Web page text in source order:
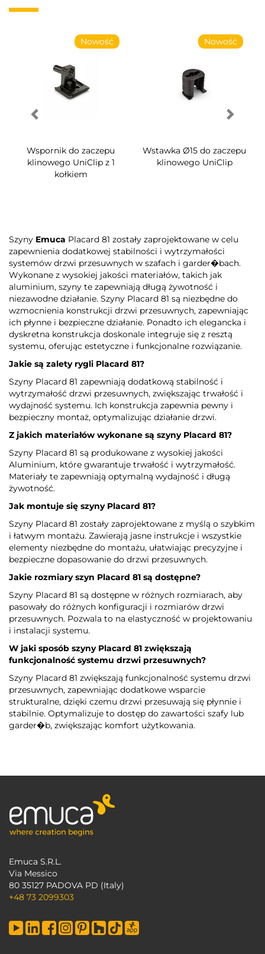
Nowość
Wspornik do zaczepu
klinowego UniClip z 1
kołkiem
Nowość
Wstawka Ø15 do zaczepu
klinowego UniClip
Szyny Emuca Placard 81 zostały zaprojektowane w celu
zapewnienia dodatkowej stabilności i wytrzymałości
systemów drzwi przesuwnych w szafach i garder�bach.
Wykonane z wysokiej jakości materiałów, takich jak
aluminium, szyny te zapewniają długą żywotność i
niezawodne działanie. Szyny Placard 81 są niezbędne do
wzmocnienia konstrukcji drzwi przesuwnych, zapewniając
ich płynne i bezpieczne działanie. Ponadto ich elegancka i
dyskretna konstrukcja doskonale integruje się z resztą
systemu, oferując estetyczne i funkcjonalne rozwiązanie.
Jakie są zalety rygli Placard 81?
Szyny Placard 81 zapewniają dodatkową stabilność i
wytrzymałość drzwi przesuwnych, zwiększając trwałość i
wydajność systemu. Ich konstrukcja zapewnia pewny i
bezpieczny montaż, optymalizując działanie drzwi.
Z jakich materiałów wykonane są szyny Placard 81?
Szyny Placard 81 są produkowane z wysokiej jakości
Aluminium, które gwarantuje trwałość i wytrzymałość.
Materiały te zapewniają optymalną wydajność i długą
żywotność.
Jak montuje się szyny Placard 81?
Szyny Placard 81 zostały zaprojektowane z myślą o szybkim
i łatwym montażu. Zawierają jasne instrukcje i wszystkie
elementy niezbędne do montażu, ułatwiając precyzyjne i
bezpieczne dopasowanie do drzwi przesuwnych.
Jakie rozmiary szyn Placard 81 są dostępne?
Szyny Placard 81 są dostępne w różnych rozmiarach, aby
pasowały do różnych konfiguracji i rozmiarów drzwi
przesuwnych. Pozwala to na elastyczność w projektowaniu
i instalacji systemu.
W jaki sposób szyny Placard 81 zwiększają
funkcjonalność systemu drzwi przesuwnych?
Szyny Placard 81 zwiększają funkcjonalność systemu drzwi
przesuwnych, zapewniając dodatkowe wsparcie
strukturalne, dzięki czemu drzwi przesuwają się płynnie i
stabilnie. Optymalizuje to dostęp do zawartości szafy lub
garder�b, zwiększając komfort użytkowania.
Emuca S.R.L.
Via Messico
80 35127 PADOVA PD (Italy)
+48 73 2099303